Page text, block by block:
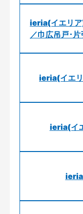
ieria(イエリア
／巾広吊戸･片
ieria(イエ
ieria(イ